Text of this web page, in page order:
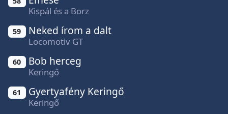
Kispál és a Borz
59 Neked írom a dalt
Locomotiv GT
60 Bob herceg
Keringő
61 Gyertyafény Keringő
Keringő